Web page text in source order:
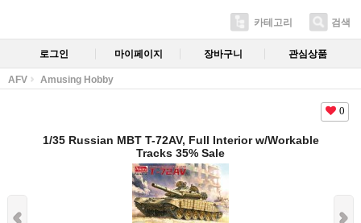
카테고리 검색
로그인 마이페이지 장바구니 관심상품
AFV Amusing Hobby
0
1/35 Russian MBT T-72AV, Full Interior w/Workable
Tracks 35% Sale